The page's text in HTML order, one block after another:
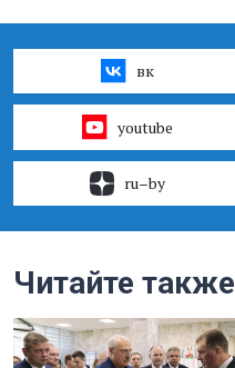
вк
youtube
ru–by
Читайте также